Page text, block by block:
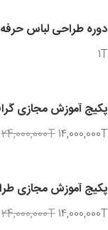
دوره طراحی لباس
1T
پکیج آموزش مجازی
24,000,000T14,000,000T
پکیج آموزش مجازی
24,000,000T14,000,000T